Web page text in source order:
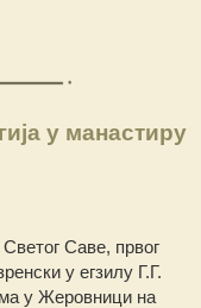
у манастиру
Саве, првог
у егзилу Г.Г.
у Жеровници на